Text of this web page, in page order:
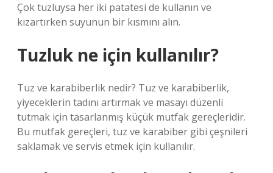
Çok tuzluysa her iki patatesi de kullanın ve
kızartırken suyunun bir kısmını alın.
Tuzluk ne için kullanılır?
Tuz ve karabiberlik nedir? Tuz ve karabiberlik,
yiyeceklerin tadını artırmak ve masayı düzenli
tutmak için tasarlanmış küçük mutfak gereçleridir.
Bu mutfak gereçleri, tuz ve karabiber gibi çeşnileri
saklamak ve servis etmek için kullanılır.